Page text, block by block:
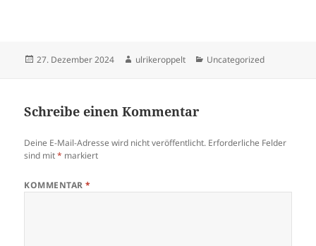
Veröffentlicht
27. Dezember 2024 Autor
ulrikeroppelt Kategorien
Uncategorized
Schreibe einen Kommentar
Deine E-Mail-Adresse wird nicht veröffentlicht. Erforderliche Felder
sind mit* markiert
KOMMENTAR*